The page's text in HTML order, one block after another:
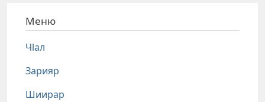
Меню
Чlал
Зарияр
Шиирар